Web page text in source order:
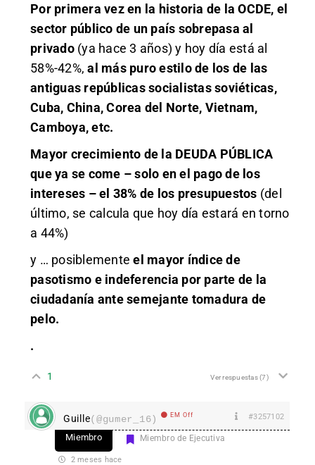
Por primera vez en la historia de la OCDE, el
sector público de un país sobrepasa al
privado(ya hace 3 años) y hoy día está al
58%-42%,al más puro estilo de los de las
antiguas repúblicas socialistas soviéticas,
Cuba, China, Corea del Norte, Vietnam,
Camboya, etc.
Mayor crecimiento de la DEUDA PÚBLICA
que ya se come – solo en el pago de los
intereses – el 38% de los presupuestos (del
último, se calcula que hoy día estará en torno
a 44%)
y … posiblementeel mayor índice de
pasotismo e indeferencia por parte de la
ciudadanía ante semejante tomadura de
pelo.
.
1 Ver respuestas(7)
Guille(@gumer_16) EM Off #3257102
Miembro Miembro de Ejecutiva
2 meses hace